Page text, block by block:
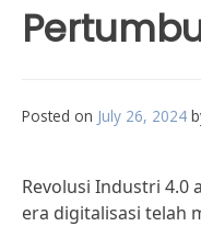
Posted on July 26, 2024
Revolusi Industri 4.0
era digitalisasi telah